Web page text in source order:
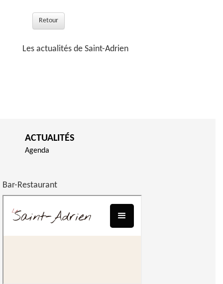
Retour
Les actualités de Saint-Adrien
ACTUALITÉS
Agenda
Bar-Restaurant